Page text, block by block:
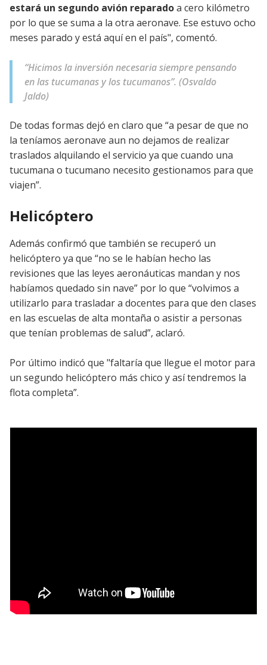
estará un segundo avión reparadoa cero kilómetro
por lo que se suma a la otra aeronave. Ese estuvo ocho
meses parado y está aquí en el país", comentó.
“Hicimos la inversión necesaria siempre pensando
en las tucumanas y los tucumanos”. (Osvaldo
Jaldo)
De todas formas dejó en claro que “a pesar de que no
la teníamos aeronave aun no dejamos de realizar
traslados alquilando el servicio ya que cuando una
tucumana o tucumano necesito gestionamos para que
viajen”.
Helicóptero
Además confirmó que también se recuperó un
helicóptero ya que “no se le habían hecho las
revisiones que las leyes aeronáuticas mandan y nos
habíamos quedado sin nave” por lo que “volvimos a
utilizarlo para trasladar a docentes para que den clases
en las escuelas de alta montaña o asistir a personas
que tenían problemas de salud”, aclaró.
Por último indicó que "faltaría que llegue el motor para
un segundo helicóptero más chico y así tendremos la
flota completa”.